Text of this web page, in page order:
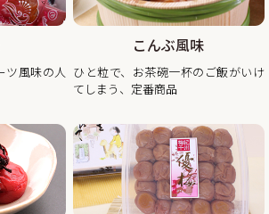
致しますが、何卒ご理解とご協力を賜
い致します。
土曜日）以降の注文分は2026年1月6日
。
月26日（金曜日）
土曜日）～ 2026年1月4日（日曜
1月5日（月曜
ツ風味の人
こんぶ風味
ひと粒で、お茶碗一杯のご飯がいけ
てしまう、定番商品